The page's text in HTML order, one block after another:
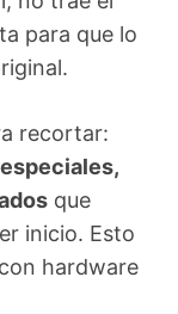
para que lo
recortar:
que
inicio. Esto
hardware